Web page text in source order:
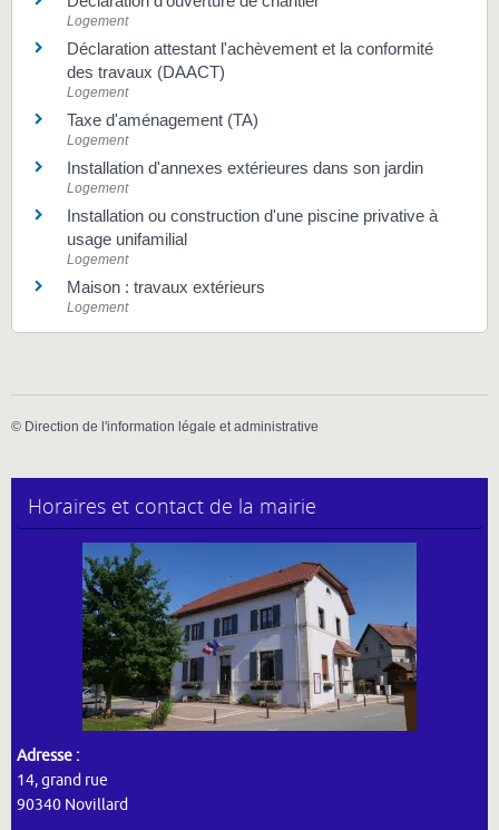
Logement
Déclaration attestant l'achèvement et la conformité
des travaux (DAACT)
Logement
Taxe d'aménagement (TA)
Logement
Installation d'annexes extérieures dans son jardin
Logement
Installation ou construction d'une piscine privative à
usage unifamilial
Logement
Maison : travaux extérieurs
Logement
© Direction de l'information légale et administrative
Horaires et contact de la mairie
Adresse :
14, grand rue
90340 Novillard